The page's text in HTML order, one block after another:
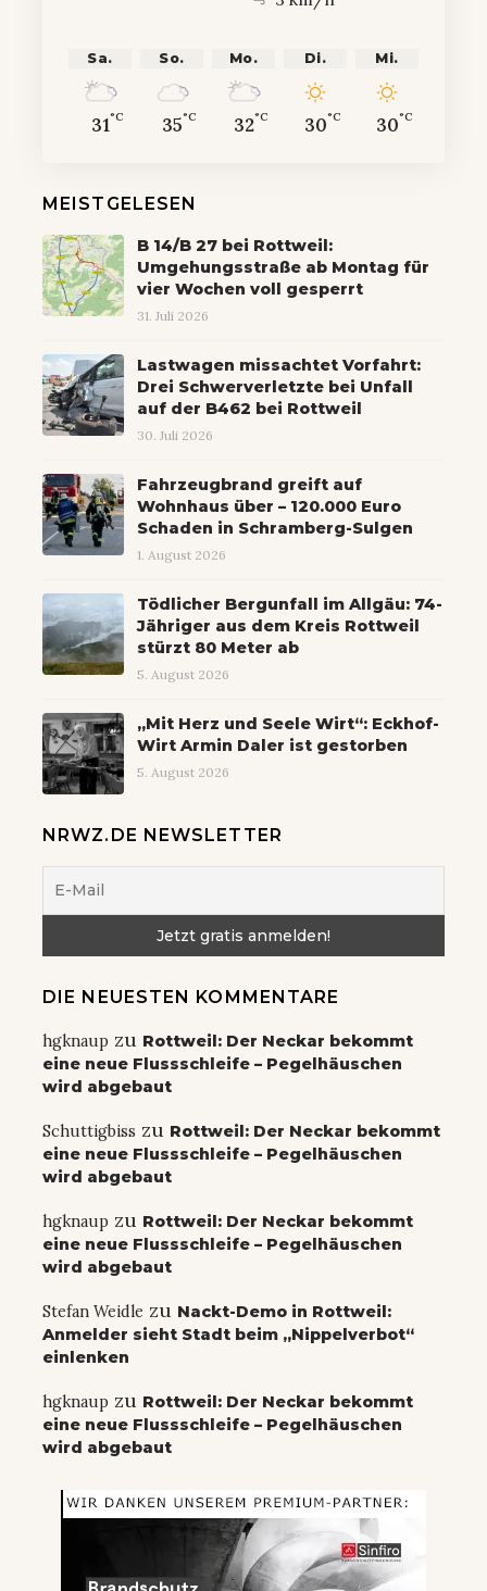
Sa.
31°C
So.
35°C
Mo.
32°C
Di.
30°C
Mi.
30°C
MEISTGELESEN
B 14/B 27 bei Rottweil:
Umgehungsstraße ab Montag für
vier Wochen voll gesperrt
31. Juli 2026
Lastwagen missachtet Vorfahrt:
Drei Schwerverletzte bei Unfall
auf der B462 bei Rottweil
30. Juli 2026
Fahrzeugbrand greift auf
Wohnhaus über – 120.000 Euro
Schaden in Schramberg-Sulgen
1. August 2026
Tödlicher Bergunfall im Allgäu: 74-
Jähriger aus dem Kreis Rottweil
stürzt 80 Meter ab
5. August 2026
„Mit Herz und Seele Wirt“: Eckhof-
Wirt Armin Daler ist gestorben
5. August 2026
NRWZ.DE NEWSLETTER
DIE NEUESTEN KOMMENTARE
hgknaup zu Rottweil: Der Neckar bekommt
eine neue Flussschleife – Pegelhäuschen
wird abgebaut
Schuttigbiss zu Rottweil: Der Neckar bekommt
eine neue Flussschleife – Pegelhäuschen
wird abgebaut
hgknaup zu Rottweil: Der Neckar bekommt
eine neue Flussschleife – Pegelhäuschen
wird abgebaut
Stefan Weidle zu Nackt-Demo in Rottweil:
Anmelder sieht Stadt beim „Nippelverbot“
einlenken
hgknaup zu Rottweil: Der Neckar bekommt
eine neue Flussschleife – Pegelhäuschen
wird abgebaut